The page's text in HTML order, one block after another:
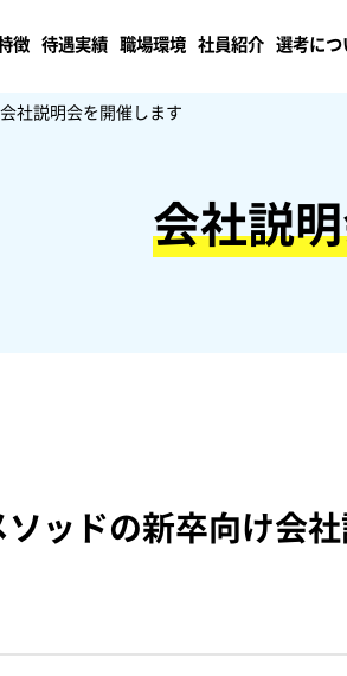
徴 待遇実績 職場環境 社員紹介 選考につ
会社説明会を開催します
会社説
メソッドの新卒向け会